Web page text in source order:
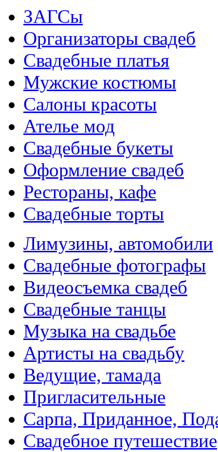
ЗАГСы
Организаторы свадеб
Свадебные платья
Мужские костюмы
Cалоны красоты
Ателье мод
Свадебные букеты
Оформление свадеб
Рестораны, кафе
Свадебные торты
Лимузины, автомобили
Свадебные фотографы
Видеосъемка свадеб
Свадебные танцы
Музыка на свадьбе
Артисты на свадьбу
Ведущие, тамада
Пригласительные
Сарпа, Приданное,
Свадебное путешествие